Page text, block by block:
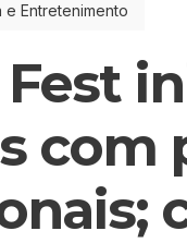
e Entretenimento
com